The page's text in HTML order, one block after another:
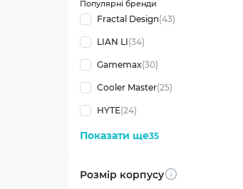
Популярні бренди
Fractal Design(43)
LIAN LI(34)
Gamemax(30)
Cooler Master(25)
HYTE(24)
Показати ще35
Розмір корпусу Info